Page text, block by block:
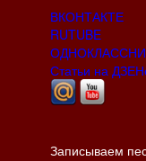
ВКОНТАКТЕ
RUTUBE
Статьи на
Записываем